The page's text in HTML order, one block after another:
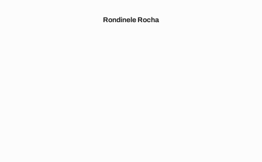
Rondinele Rocha